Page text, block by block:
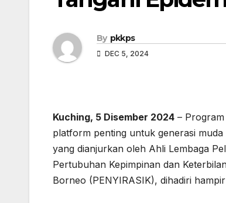
By pkkps
DEC 5, 2024
Kuching, 5 Disember 2024 –
platform penting untuk generasi
yang dianjurkan oleh Ahli Lembaga
Pertubuhan Kepimpinan dan
Borneo (PENYIRASIK), dihadiri